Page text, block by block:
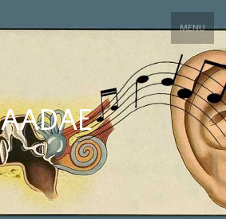
MENU
AADAE